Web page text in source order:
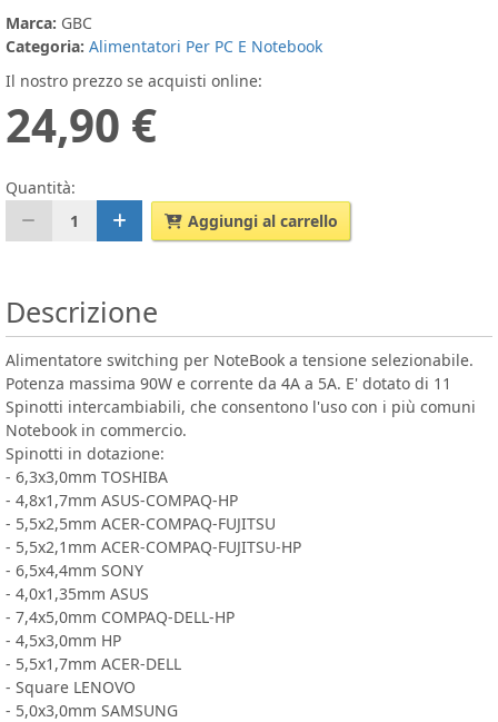
Marca: GBC
Categoria: Alimentatori Per PC E Notebook
Il nostro prezzo se acquisti online:
24,90 €
Quantità:
1
Aggiungi al carrello
Descrizione
Alimentatore switching per NoteBook a tensione selezionabile.
Potenza massima 90W e corrente da 4A a 5A. E' dotato di 11
Spinotti intercambiabili, che consentono l'uso con i più comuni
Notebook in commercio.
Spinotti in dotazione:
- 6,3x3,0mm TOSHIBA
- 4,8x1,7mm ASUS-COMPAQ-HP
- 5,5x2,5mm ACER-COMPAQ-FUJITSU
- 5,5x2,1mm ACER-COMPAQ-FUJITSU-HP
- 6,5x4,4mm SONY
- 4,0x1,35mm ASUS
- 7,4x5,0mm COMPAQ-DELL-HP
- 4,5x3,0mm HP
- 5,5x1,7mm ACER-DELL
- Square LENOVO
- 5,0x3,0mm SAMSUNG